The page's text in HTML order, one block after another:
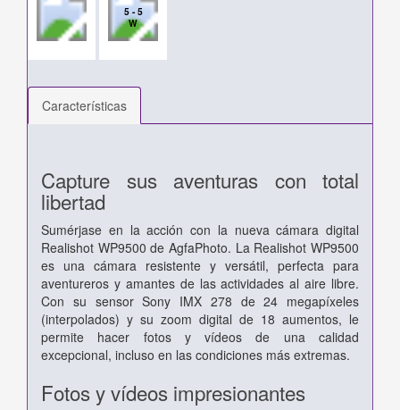
5 - 5
W
Características
Capture sus aventuras con total
libertad
Sumérjase en la acción con la nueva cámara digital
Realishot WP9500 de AgfaPhoto. La Realishot WP9500
es una cámara resistente y versátil, perfecta para
aventureros y amantes de las actividades al aire libre.
Con su sensor Sony IMX 278 de 24 megapíxeles
(interpolados) y su zoom digital de 18 aumentos, le
permite hacer fotos y vídeos de una calidad
excepcional, incluso en las condiciones más extremas.
Fotos y vídeos impresionantes